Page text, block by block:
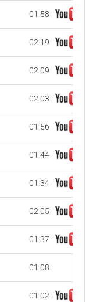
01:58
02:19
02:09
02:03
01:56
01:44
01:34
02:05
01:37
01:08
01:02